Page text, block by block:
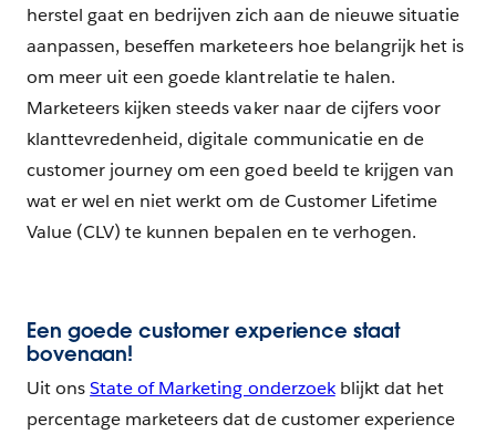
herstel gaat en bedrijven zich aan de nieuwe situatie
aanpassen, beseffen marketeers hoe belangrijk het is
om meer uit een goede klantrelatie te halen.
Marketeers kijken steeds vaker naar de cijfers voor
klanttevredenheid, digitale communicatie en de
customer journey om een goed beeld te krijgen van
wat er wel en niet werkt om de Customer Lifetime
Value (CLV) te kunnen bepalen en te verhogen.
Een goede customer experience staat
bovenaan!
Uit onsState of Marketing onderzoekblijkt dat het
percentage marketeers dat de customer experience